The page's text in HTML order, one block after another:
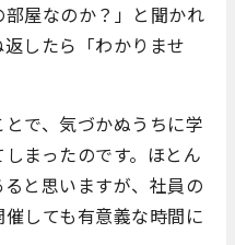
屋なのか？」と聞かれ
したら「わかりませ
で、気づかぬうちに学
まったのです。ほとん
と思いますが、社員の
しても有意義な時間に